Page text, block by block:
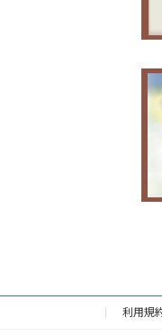
利用規